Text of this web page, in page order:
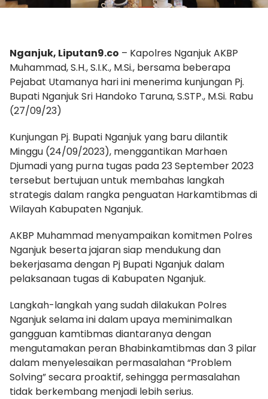
Nganjuk, Liputan9.co – Kapolres Nganjuk AKBP
Muhammad, S.H., S.I.K., M.Si., bersama beberapa
Pejabat Utamanya hari ini menerima kunjungan Pj.
Bupati Nganjuk Sri Handoko Taruna, S.STP., M.Si. Rabu
(27/09/23)
Kunjungan Pj. Bupati Nganjuk yang baru dilantik
Minggu (24/09/2023), menggantikan Marhaen
Djumadi yang purna tugas pada 23 September 2023
tersebut bertujuan untuk membahas langkah
strategis dalam rangka penguatan Harkamtibmas di
Wilayah Kabupaten Nganjuk.
AKBP Muhammad menyampaikan komitmen Polres
Nganjuk beserta jajaran siap mendukung dan
bekerjasama dengan Pj Bupati Nganjuk dalam
pelaksanaan tugas di Kabupaten Nganjuk.
Langkah-langkah yang sudah dilakukan Polres
Nganjuk selama ini dalam upaya meminimalkan
gangguan kamtibmas diantaranya dengan
mengutamakan peran Bhabinkamtibmas dan 3 pilar
dalam menyelesaikan permasalahan “Problem
Solving” secara proaktif, sehingga permasalahan
tidak berkembang menjadi lebih serius.